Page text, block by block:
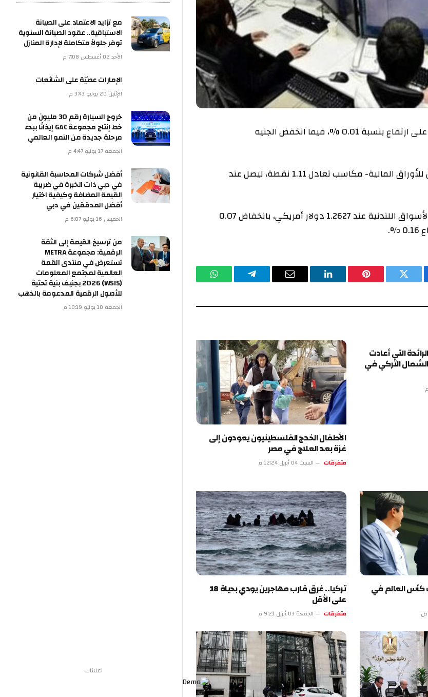
أغلق مؤشر بورصة لندن الرئيس (فوتس 100) تعاملات اليوم، على ارتفاع بنسبة 0.01 %، فيما انخفض الجنيه
فقد سجل المؤشر -الذي يضم أكبر مئة شركة في سوق لندن للأوراق المالية- مكاسب تعادل 1.11 نقطة، ليصل عند
وفي سوق العملات، فقد تداول الإسترليني مع موعد إغلاق الأسواق اللندنية عند 1.2627 دولار أمريكي، بانخفاض 0.07
تويتر بينتيريستلينكدإن البريد
تيلقرام واتساب
التي أعادت
التركي في
الأطفال الخدج الفلسطينيون يعودون إلى
غزة بعد العلاج في مصر
متفرقات السبت 04 أبريل 12:24 م
كأس العالم في تركيا.. غرق قارب مهاجرين يودي بحياة 18
على الأقل
متفرقات الجمعة 03 أبريل 9:21 م
مع تزايد الاعتماد على الصيانة
الاستباقية.. عقود الصيانة السنوية
توفر حلولاً متكاملة لإدارة المنازل
الأحد 02 أغسطس 7:08 م
الإمارات عصيّة على الشائعات
الإثنين 20 يوليو 3:43 م
خروج السيارة رقم 30 مليون من
خط إنتاج مجموعة GAC إيذانًا ببدء
مرحلة جديدة من النمو العالمي
الجمعة 17 يوليو 4:47 م
أفضل شركات المحاسبة القانونية
في دبي ذات الخبرة في ضريبة
القيمة المضافة وكيفية اختيار
أفضل المدققين في دبي
الخميس 16 يوليو 6:07 م
من ترسيخ القيمة إلى الثقة
الرقمية: مجموعة METRA
تستعرض في منتدى القمة
العالمية لمجتمع المعلومات
(WSIS) 2026 بجنيف بنية تحتية
للأصول الرقمية المدعومة بالذهب
الجمعة 10 يوليو 10:19 م
اعلانات